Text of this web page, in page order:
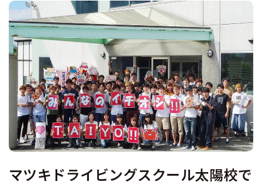
普通二種
中型二種
大型二種
受験資格特例教習
お気に入りの教習所
合宿に関わる料金について
合宿費用のお支払いについて
合宿免許に必要な持ち物
合宿免許 体験談・口コミ
合宿免許 よくある質問
まるわかり！合宿免許Q＆A
全国の運転免許試験場(免許センター)
本免学科試験問題に挑戦
特定商取引法に基づく表示
マツキドライビングスクール太陽校で